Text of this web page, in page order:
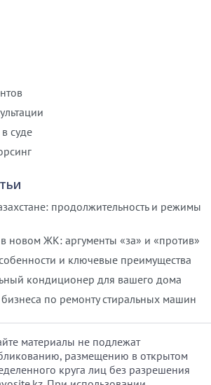
суде
продолжительность и режимы
новом ЖК: аргументы «за» и «против»
и ключевые преимущества
кондиционер для вашего дома
по ремонту стиральных машин
материалы не подлежат
размещению в открытом
круга лиц без разрешения